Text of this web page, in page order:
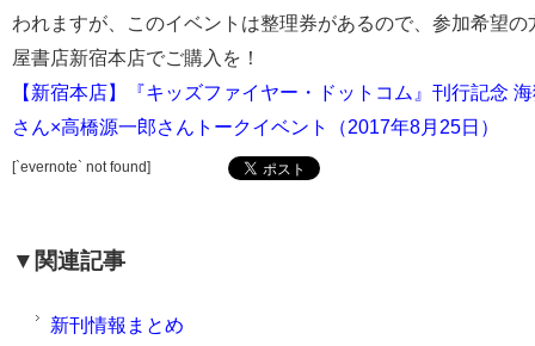
われますが、このイベントは整理券があるので、参加希望の
屋書店新宿本店でご購入を！
【新宿本店】『キッズファイヤー・ドットコム』刊行記念
さん×高橋源一郎さんトークイベント（2017年8月25日）
[`evernote` not found]
▼関連記事
新刊情報まとめ